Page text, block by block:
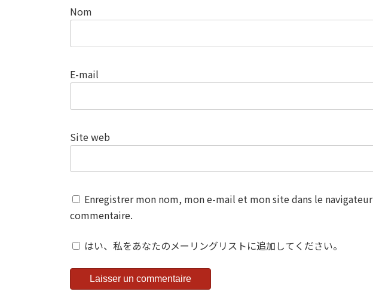
Nom
E-mail
Site web
Enregistrer mon nom, mon e-mail et mon site dans le
commentaire.
はい、私をあなたのメーリングリストに追加してください。